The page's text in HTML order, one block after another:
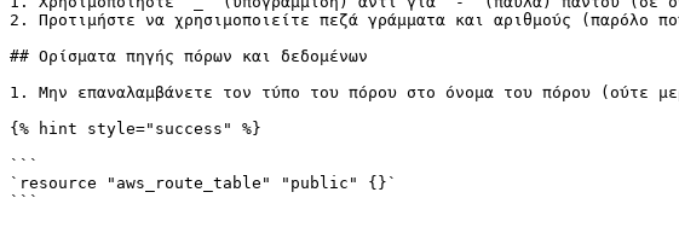
2. Προτιμήστε να χρησιμοποιείτε πεζά γράμματα και αριθμούς (παρόλο
## Ορίσματα πηγής πόρων και δεδομένων
1. Μην επαναλαμβάνετε τον τύπο του πόρου στο όνομα του πόρου (ούτε
{% hint style="success" %}
```
`resource "aws_route_table" "public" {}`
```